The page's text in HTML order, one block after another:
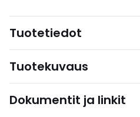
Tuotetiedot
Tuotekuvaus
Dokumentit ja linkit